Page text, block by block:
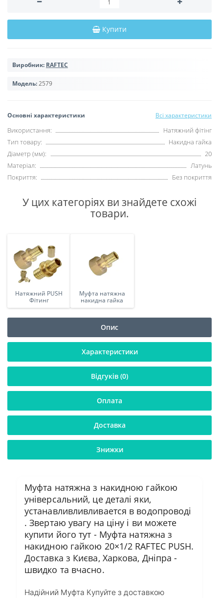
Купити
Виробник: RAFTEC
Модель:2579
Основні характеристики Всі характеристики
Використання:
Натяжний фітінг
Тип товару:
Накидна гайка
Діаметр (мм):
20
Матеріал:
Латунь
Покриття:
Без покриття
У цих категоріях ви знайдете схожі
товари.
Натяжний PUSH
Фітинг
Муфта натяжна
накидна гайка
Опис
Характеристики
Відгуків (0)
Оплата
Доставка
Знижки
Муфта натяжна з накидною гайкою
універсальний, це деталі яки,
устанавливливливается в водопроводі
. Звертаю увагу на ціну і ви можете
купити його тут - Муфта натяжна з
накидною гайкою 20×1/2 RAFTEC PUSH.
Доставка з Києва, Харкова, Дніпра -
швидко та вчасно.
Надійний Муфта Купуйте з доставкою